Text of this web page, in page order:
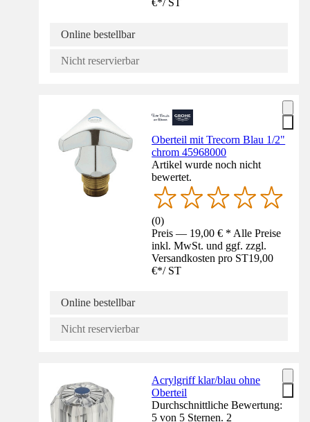
€*/ ST
Online bestellbar
Nicht reservierbar
Oberteil mit Trecorn Blau 1/2"
chrom 45968000
Artikel wurde noch nicht
bewertet.
(0)
Preis — 19,00 € * Alle Preise
inkl. MwSt. und ggf. zzgl.
Versandkosten pro ST19,00
€*/ ST
Online bestellbar
Nicht reservierbar
Acrylgriff klar/blau ohne
Oberteil
Durchschnittliche Bewertung:
5 von 5 Sternen. 2